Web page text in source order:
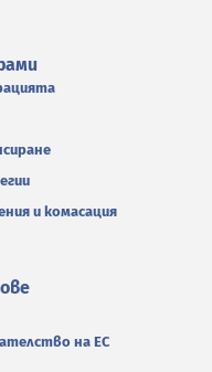
и комасация
на ЕС